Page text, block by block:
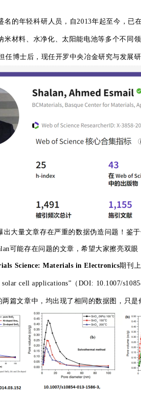
名的年轻科研人员，自2013年起至今，已
米材料、水净化、太阳能电池等多个不同
任博士后 ，现任开罗中央冶金研究与发展
出大量文章存在严重的数据伪造问题！鉴
可能存在问题的文章，希望大家擦亮双眼
Science: Materials in Electronics期刊
cell applications”（DOI: 10.1007/
篇文章中，均出现了相同的数据图，只是